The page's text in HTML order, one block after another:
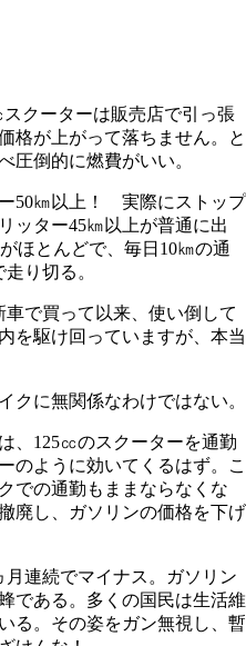
スクーターは販売店で引っ張
格が上がって落ちません。と
圧倒的に燃費がいい。
50㎞以上！ 実際にストップ
ッター45㎞以上が普通に出
ほとんどで、毎日10㎞の通
り切る。
で買って以来、使い倒して
を駆け回っていますが、本当
クに無関係なわけではない。
、125㏄のスクーターを通勤
のように効いてくるはず。こ
での通勤もままならなくな
廃し、ガソリンの価格を下げ
連続でマイナス。ガソリン
である。多くの国民は生活維
る。その姿をガン無視し、暫